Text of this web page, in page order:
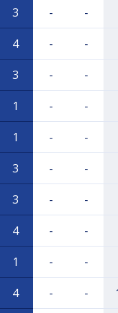
3 - -
4 - -
3 - -
1 - -
1 - -
3 - -
3 - -
4 - -
1 - -
4 - -